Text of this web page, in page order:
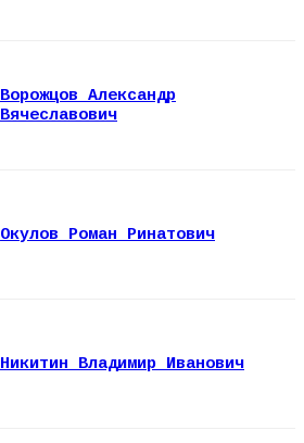
Ворожцов Александр
Вячеславович
Окулов Роман Ринатович
Никитин Владимир Иванович